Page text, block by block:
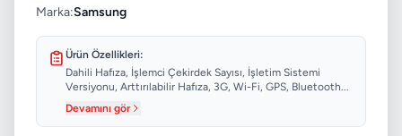
Marka:Samsung
Ürün Özellikleri:
Dahili Hafıza, İşlemci Çekirdek Sayısı, İşletim Sistemi
Versiyonu, Arttırılabilir Hafıza, 3G, Wi-Fi, GPS, Bluetooth...
Devamını gör